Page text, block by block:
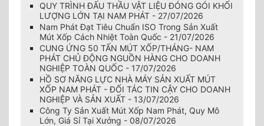
QUY TRÌNH ĐẤU THẦU VẬT LIỆU ĐÓNG GÓI KHỐI
LƯỢNG LỚN TẠI NAM PHÁT - 27/07/2026
Nam Phát Đạt Tiêu Chuẩn ISO Trong Sản Xuất
Mút Xốp Cách Nhiệt Toàn Quốc - 21/07/2026
CUNG ỨNG 50 TẤN MÚT XỐP/THÁNG- NAM
PHÁT CHỦ ĐỘNG NGUỒN HÀNG CHO DOANH
NGHIỆP TOÀN QUỐC - 17/07/2026
HỒ SƠ NĂNG LỰC NHÀ MÁY SẢN XUẤT MÚT
XỐP NAM PHÁT - ĐỐI TÁC TIN CẬY CHO DOANH
NGHIỆP VÀ SẢN XUẤT - 13/07/2026
Công Ty Sản Xuất Mút Xốp Nam Phát, Quy Mô
Lớn, Giá Sỉ Tại Xưởng - 08/07/2026